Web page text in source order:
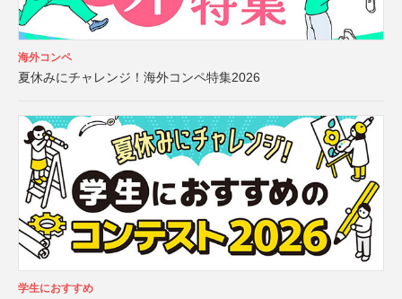
海外コンペ
夏休みにチャレンジ！海外コンペ特集2026
学生におすすめ